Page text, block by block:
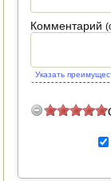
Комментарий
Указать